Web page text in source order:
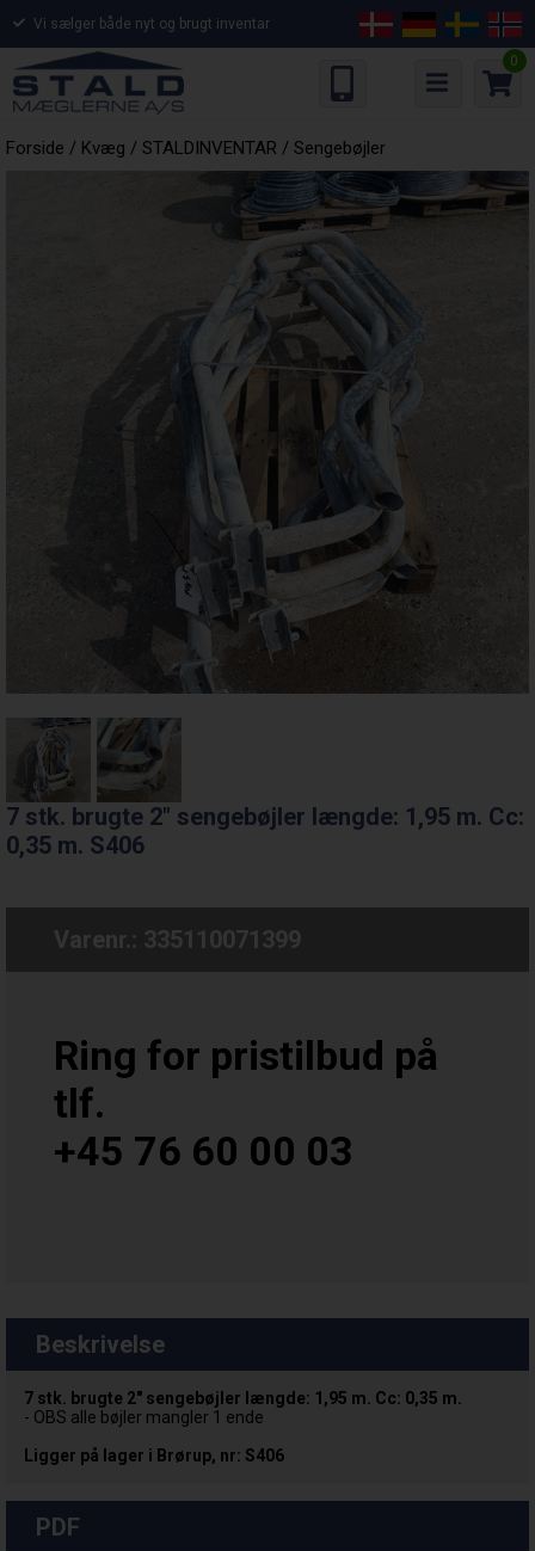
Vi sælger både nyt og brugt inventar
0
Forside / Kvæg / STALDINVENTAR / Sengebøjler
7 stk. brugte 2" sengebøjler længde: 1,95 m. Cc:
0,35 m. S406
Varenr.: 335110071399
Ring for pristilbud på
tlf.
+45 76 60 00 03
Beskrivelse
7 stk. brugte 2" sengebøjler længde: 1,95 m. Cc: 0,35 m.
- OBS alle bøjler mangler 1 ende
Ligger på lager i Brørup, nr: S406
PDF